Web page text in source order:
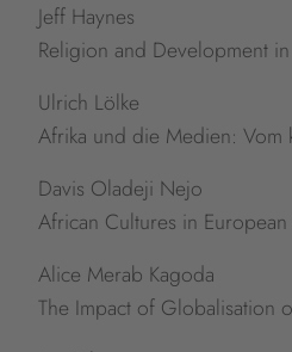
Jeff Haynes
Religion and Development
Ulrich Lölke
Afrika und die Medien: Vom
Davis Oladeji Nejo
African Cultures in
Alice Merab Kagoda
The Impact of Globalisation